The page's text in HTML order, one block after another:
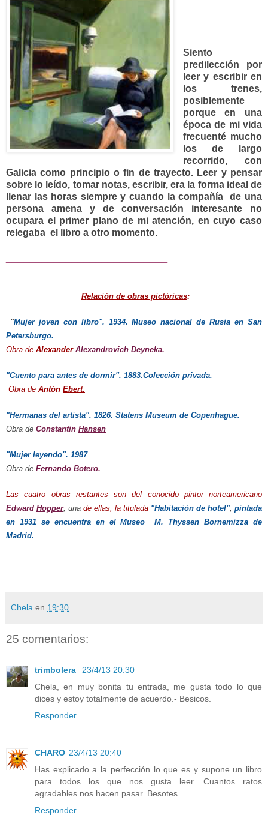
Siento
predilección por
leer y escribir en
los trenes,
posiblemente
porque en una
época de mi vida
frecuenté mucho
los de largo
recorrido, con
Galicia como principio o fin de trayecto. Leer y pensar
sobre lo leído, tomar notas, escribir, era la forma ideal de
llenar las horas siempre y cuando la compañía de una
persona amena y de conversación interesante no
ocupara el primer plano de mi atención, en cuyo caso
relegaba el libro a otro momento.
Relación de obras pictóricas:
"Mujer joven con libro". 1934. Museo nacional de Rusia en San
Petersburgo.
Obra de Alexander Alexandrovich Deyneka.
"Cuento para antes de dormir". 1883.Colección privada.
Obra de Antón Ebert.
"Hermanas del artista". 1826. Statens Museum de Copenhague.
Obra de Constantin Hansen
"Mujer leyendo". 1987
Obra de Fernando Botero.
Las cuatro obras restantes son del conocido pintor norteamericano
Edward Hopper, una de ellas, la titulada "Habitación de hotel", pintada
en 1931 se encuentra en el Museo M. Thyssen Bornemizza de
Madrid.
Chela en 19:30
25 comentarios:
trimbolera
23/4/13 20:30
Chela, en muy bonita tu entrada, me gusta todo lo que
dices y estoy totalmente de acuerdo.- Besicos.
Responder
CHARO 23/4/13 20:40
Has explicado a la perfección lo que es y supone un libro
para todos los que nos gusta leer. Cuantos ratos
agradables nos hacen pasar. Besotes
Responder